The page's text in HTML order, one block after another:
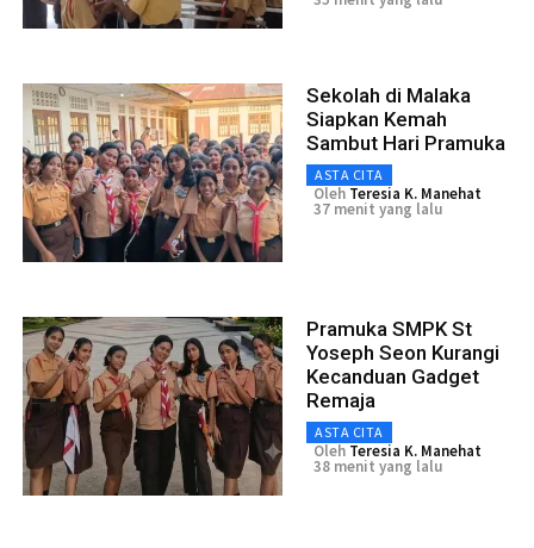
Sekolah di Malaka
Siapkan Kemah
Sambut Hari Pramuka
ASTA CITA
Oleh Teresia K. Manehat
37 menit yang lalu
Pramuka SMPK St
Yoseph Seon Kurangi
Kecanduan Gadget
Remaja
ASTA CITA
Oleh Teresia K. Manehat
38 menit yang lalu